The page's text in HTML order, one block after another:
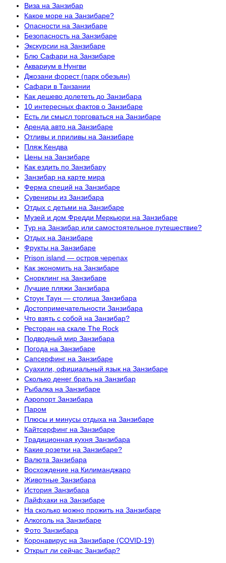
Виза на Занзибар
Какое море на Занзибаре?
Опасности на Занзибаре
Безопасность на Занзибаре
Экскурсии на Занзибаре
Блю Сафари на Занзибаре
Аквариум в Нунгви
Джозани форест (парк обезьян)
Сафари в Танзании
Как дешево долететь до Занзибара
10 интересных фактов о Занзибаре
Есть ли смысл торговаться на Занзибаре
Аренда авто на Занзибаре
Отливы и приливы на Занзибаре
Пляж Кендва
Цены на Занзибаре
Как ездить по Занзибару
Занзибар на карте мира
Ферма специй на Занзибаре
Сувениры из Занзибара
Отдых с детьми на Занзибаре
Музей и дом Фредди Меркьюри на Занзибаре
Тур на Занзибар или самостоятельное путешествие?
Отдых на Занзибаре
Фрукты на Занзибаре
Prison island — остров черепах
Как экономить на Занзибаре
Снорклинг на Занзибаре
Лучшие пляжи Занзибара
Стоун Таун — столица Занзибара
Достопримечательности Занзибара
Что взять с собой на Занзибар?
Ресторан на скале The Rock
Подводный мир Занзибара
Погода на Занзибаре
Сапсерфинг на Занзибаре
Суахили, официальный язык на Занзибаре
Сколько денег брать на Занзибар
Рыбалка на Занзибаре
Аэропорт Занзибара
Паром
Плюсы и минусы отдыха на Занзибаре
Кайтсерфинг на Занзибаре
Традиционная кухня Занзибара
Какие розетки на Занзибаре?
Валюта Занзибара
Восхождение на Килиманджаро
Животные Занзибара
История Занзибара
Лайфхаки на Занзибаре
На сколько можно прожить на Занзибаре
Алкоголь на Занзибаре
Фото Занзибара
Коронавирус на Занзибаре (COVID-19)
Открыт ли сейчас Занзибар?